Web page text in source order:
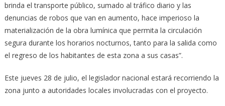
brinda el transporte público, sumado al tráfico diario y las
denuncias de robos que van en aumento, hace imperioso la
materialización de la obra lumínica que permita la circulación
segura durante los horarios nocturnos, tanto para la salida como
el regreso de los habitantes de esta zona a sus casas”.
Este jueves 28 de julio, el legislador nacional estará recorriendo la
zona junto a autoridades locales involucradas con el proyecto.